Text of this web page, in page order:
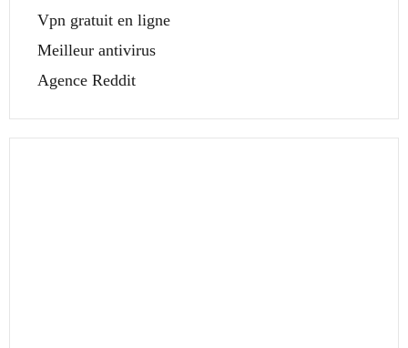
Vpn gratuit en ligne
Meilleur antivirus
Agence Reddit